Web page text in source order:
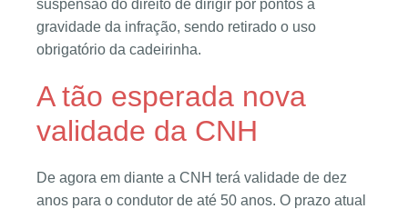
suspensão do direito de dirigir por pontos à
gravidade da infração, sendo retirado o uso
obrigatório da cadeirinha.
A tão esperada nova
validade da CNH
De agora em diante a CNH terá validade de dez
anos para o condutor de até 50 anos. O prazo atual